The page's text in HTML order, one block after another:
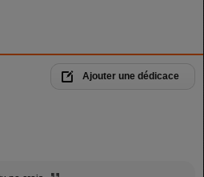
Ajouter une dédicace